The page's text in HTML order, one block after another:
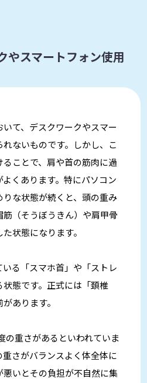
やスマートフォン使用
て、デスクワークやスマー
れないものです。しかし、こ
ことで、肩や首の筋肉に過
くあります。特にパソコン
な状態が続くと、頭の重み
（そうぼうきん）や肩甲骨
状態になります。
る「スマホ首」や「ストレ
態です。正式には「頚椎
あります。
の重さがあるといわれていま
さがバランスよく体全体に
いとその負担が不自然に集